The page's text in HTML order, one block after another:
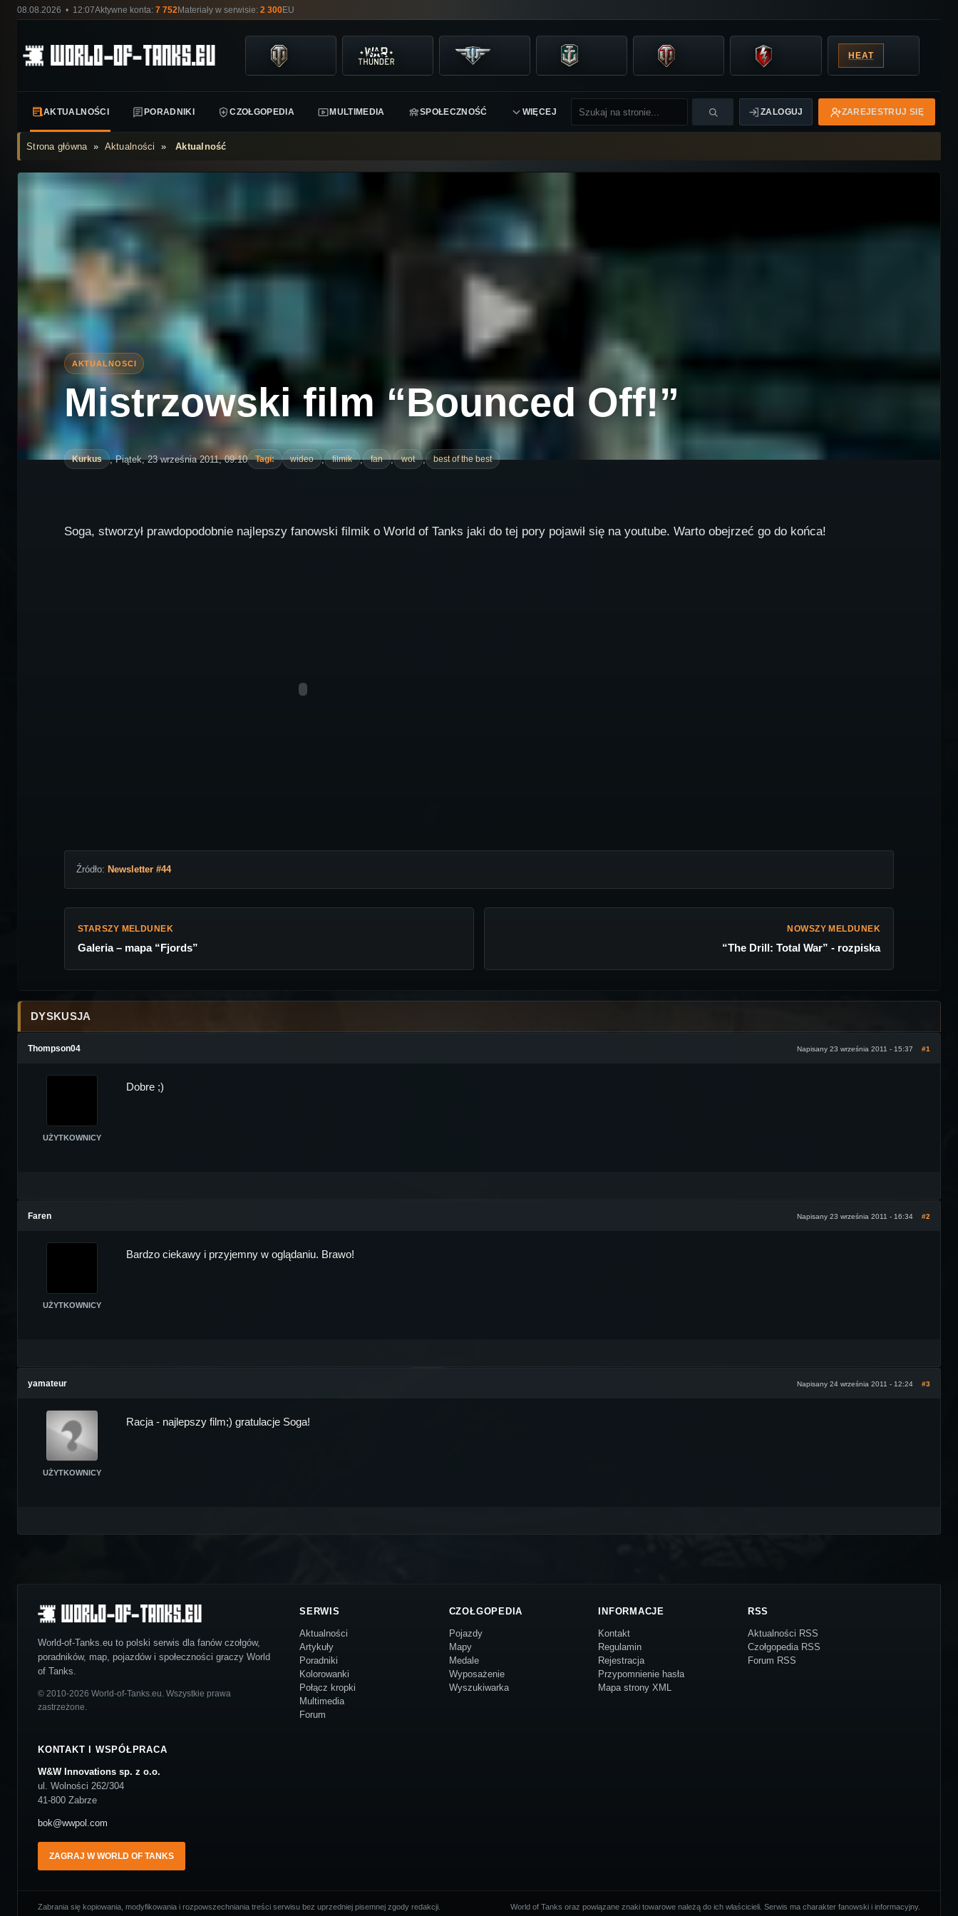
08.08.2026 • 12:07Aktywne konta: 7 752Materiały w serwisie: 2 300EU
HEAT
AKTUALNOŚCI PORADNIKI CZOŁGOPEDIA MULTIMEDIA SPOŁECZNOŚĆ WIĘCEJ ZALOGUJ ZAREJESTRUJ SIĘ
Strona główna» Aktualności »Aktualność
Mistrzowski film “Bounced Off!”
Kurkus , Piątek, 23 września 2011, 09:10 Tagi: wideo , filmik , fan , wot , best of the best
Soga, stworzył prawdopodobnie najlepszy fanowski filmik o World of Tanks jaki do tej pory pojawił się na youtube. Warto obejrzeć go do końca!
Źródło: Newsletter #44
STARSZY MELDUNEK
Galeria – mapa “Fjords”
NOWSZY MELDUNEK
“The Drill: Total War” - rozpiska
DYSKUSJA
Thompson04 Napisany 23 września 2011 - 15:37 #1
UŻYTKOWNICY
Dobre ;)
Faren Napisany 23 września 2011 - 16:34 #2
UŻYTKOWNICY
Bardzo ciekawy i przyjemny w oglądaniu. Brawo!
yamateur Napisany 24 września 2011 - 12:24 #3
UŻYTKOWNICY
Racja - najlepszy film;) gratulacje Soga!
World-of-Tanks.eu to polski serwis dla fanów czołgów,
poradników, map, pojazdów i społeczności graczy World
of Tanks.
© 2010-2026 World-of-Tanks.eu. Wszystkie prawa
zastrzeżone.
SERWIS
Aktualności
Artykuły
Poradniki
Kolorowanki
Połącz kropki
Multimedia
Forum
CZOŁGOPEDIA
Pojazdy
Mapy
Medale
Wyposażenie
Wyszukiwarka
INFORMACJE
Kontakt
Regulamin
Rejestracja
Przypomnienie hasła
Mapa strony XML
RSS
Aktualności RSS
Czołgopedia RSS
Forum RSS
KONTAKT I WSPÓŁPRACA
W&W Innovations sp. z o.o.
ul. Wolności 262/304
41-800 Zabrze
bok@wwpol.com
ZAGRAJ W WORLD OF TANKS
Zabrania się kopiowania, modyfikowania i rozpowszechniania treści serwisu bez uprzedniej pisemnej zgody redakcji. World of Tanks oraz powiązane znaki towarowe należą do ich właścicieli. Serwis ma charakter fanowski i informacyjny.